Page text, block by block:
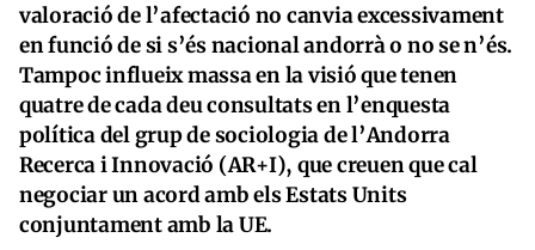
valoració de l’afectació no canvia excessivament
en funció de si s’és nacional andorrà o no se n’és.
Tampoc influeix massa en la visió que tenen
quatre de cada deu consultats en l’enquesta
política del grup de sociologia de l’Andorra
Recerca i Innovació (AR+I), que creuen que cal
negociar un acord amb els Estats Units
conjuntament amb la UE.